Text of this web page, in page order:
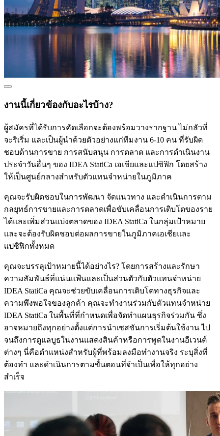
งานนี้เกี่ยวข้องกับอะไรบ้าง?
ผู้สมัครที่ได้รับการคัดเลือกจะต้องพร้อมวางรากฐาน ไม่กลัวที่
จะริเริ่ม และเป็นผู้นำด้วยตัวอย่างแก่ทีมงาน 6-10 คน ที่รับผิด
ชอบด้านการขาย การสนับสนุน การตลาด และการดำเนินงาน
ประจำวันอื่นๆ ของ IDEA StatiCa เอเชียและแปซิฟิก โดยสร้าง
ให้เป็นศูนย์กลางสำหรับตัวแทนจำหน่ายในภูมิภาค
คุณจะรับผิดชอบในการพัฒนา จัดแนวทาง และดำเนินการตาม
กลยุทธ์การขายและการตลาดเพื่อขับเคลื่อนการเติบโตของราย
ได้และเพิ่มส่วนแบ่งตลาดของ IDEA StatiCa ในกลุ่มเป้าหมาย
และจะต้องรับผิดชอบต่อผลการขายในภูมิภาคเอเชียและ
แปซิฟิกทั้งหมด
คุณจะบรรลุเป้าหมายนี้ได้อย่างไร? โดยการสร้างและรักษา
ความสัมพันธ์ที่แน่นแฟ้นและเป็นส่วนตัวกับตัวแทนจำหน่าย
IDEA StatiCa คุณจะช่วยขับเคลื่อนการเติบโตทางธุรกิจและ
ความพึงพอใจของลูกค้า คุณจะทำงานร่วมกับตัวแทนจำหน่าย
IDEA StatiCa ในพื้นที่ที่กำหนดเพื่อจัดทำแผนธุรกิจร่วมกัน ซึ่ง
อาจหมายถึงทุกอย่างตั้งแต่การนำเซสชันการเริ่มต้นใช้งาน ไป
จนถึงการดูแลบูธในงานแสดงสินค้าหรือการพูดในงานอีเวนต์
ต่างๆ นี่คือตำแหน่งสำหรับผู้ที่พร้อมลงมือทำงานจริง ระบุสิ่งที่
ต้องทำ และดำเนินการตามขั้นตอนที่จำเป็นเพื่อให้ทุกอย่าง
สำเร็จ